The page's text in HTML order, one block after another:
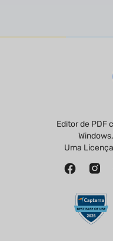
Editor de PDF
Uma